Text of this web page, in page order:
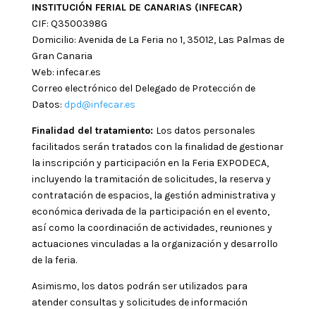
INSTITUCIÓN FERIAL DE CANARIAS (INFECAR)
CIF: Q3500398G
Domicilio: Avenida de La Feria nº 1, 35012, Las Palmas de
Gran Canaria
Web: infecar.es
Correo electrónico del Delegado de Protección de
Datos: dpd@infecar.es
Finalidad del tratamiento: Los datos personales
facilitados serán tratados con la finalidad de gestionar
la inscripción y participación en la Feria EXPODECA,
incluyendo la tramitación de solicitudes, la reserva y
contratación de espacios, la gestión administrativa y
económica derivada de la participación en el evento,
así como la coordinación de actividades, reuniones y
actuaciones vinculadas a la organización y desarrollo
de la feria.
Asimismo, los datos podrán ser utilizados para
atender consultas y solicitudes de información